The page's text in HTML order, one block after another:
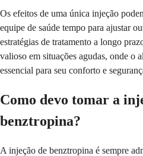
Os efeitos de uma única injeção
equipe de saúde tempo para ajustar
estratégias de tratamento a longo
valioso em situações agudas, onde o
essencial para seu conforto e
Como devo tomar a
benztropina?
A injeção de benztropina é sempre